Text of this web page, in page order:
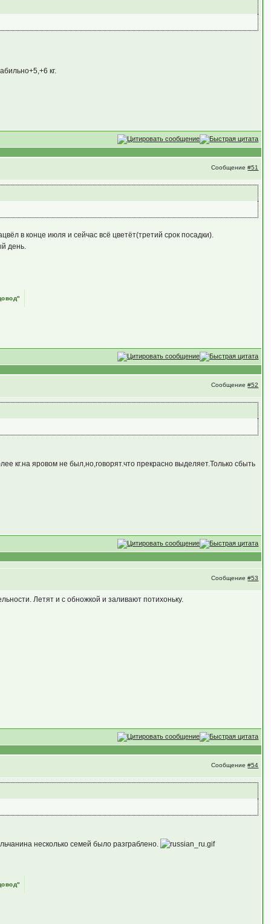
кг.
Сообщение#51
в конце июля и сейчас всё цветёт(третий срок посадки).
день.
Сообщение#52
кг.на яровом не был,но,говорят.что прекрасно выделяет.Только сбыть
Сообщение#53
Летят и с обножкой и заливают потихоньку.
Сообщение#54
несколько семей было разграблено.